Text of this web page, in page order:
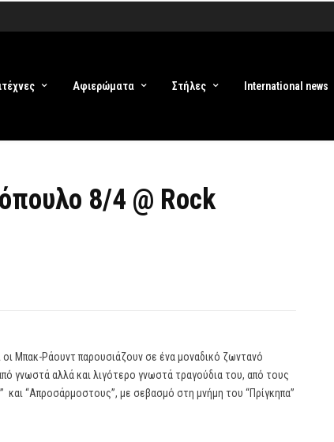
Αφιερώματα Στήλες International news
8/4 @ Rock
Μπακ-Ράουντ παρουσιάζουν σε ένα μοναδικό ζωντανό
γνωστά αλλά και λιγότερο γνωστά τραγούδια του, από τους
και “Απροσάρμοστους”, με σεβασμό στη μνήμη του “Πρίγκηπα”